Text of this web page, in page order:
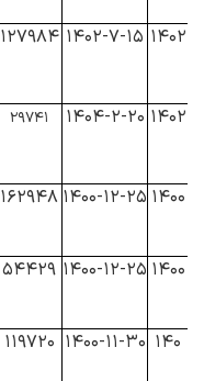
۱۴۰۲ ۱۴۰۲-۷-۱۵ ۱۲۷۹۸۴
۱۴۰۲ ۱۴۰۴-۲-۲۰ ۲۹۷۴۱
۱۴۰۰ ۱۴۰۰-۱۲-۲۵ ۱۶۲۹۴۸
۱۴۰۰ ۱۴۰۰-۱۲-۲۵ ۵۴۴۲۹
۱۴۰ ۱۴۰۰-۱۱-۳۰ ۱۱۹۷۲۰